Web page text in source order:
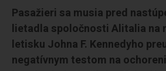
Pasažieri sa musia pred
lietadla spoločnosti Alitalia na
letisku Johna F. Kennedyho
negatívnym testom na